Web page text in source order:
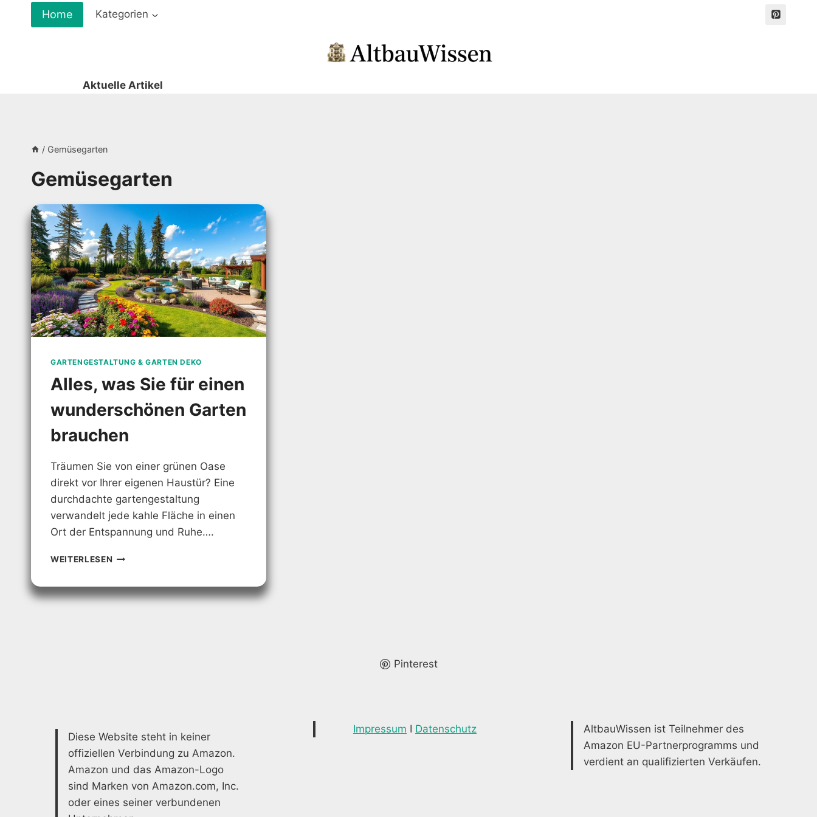
Home Kategorien
Aktuelle Artikel
/ Gemüsegarten
Gemüsegarten
GARTENGESTALTUNG & GARTEN DEKO
Alles, was Sie für einen
wunderschönen Garten
brauchen
Träumen Sie von einer grünen Oase
direkt vor Ihrer eigenen Haustür? Eine
durchdachte gartengestaltung
verwandelt jede kahle Fläche in einen
Ort der Entspannung und Ruhe….
WEITERLESEN ALLES,
FÜR
Pinterest
Diese Website steht in keiner
offiziellen Verbindung zu Amazon.
Amazon und das Amazon-Logo
sind Marken von Amazon.com, Inc.
oder eines seiner verbundenen
Impressum I Datenschutz
AltbauWissen ist Teilnehmer des
Amazon EU-Partnerprogramms und
verdient an qualifizierten Verkäufen.